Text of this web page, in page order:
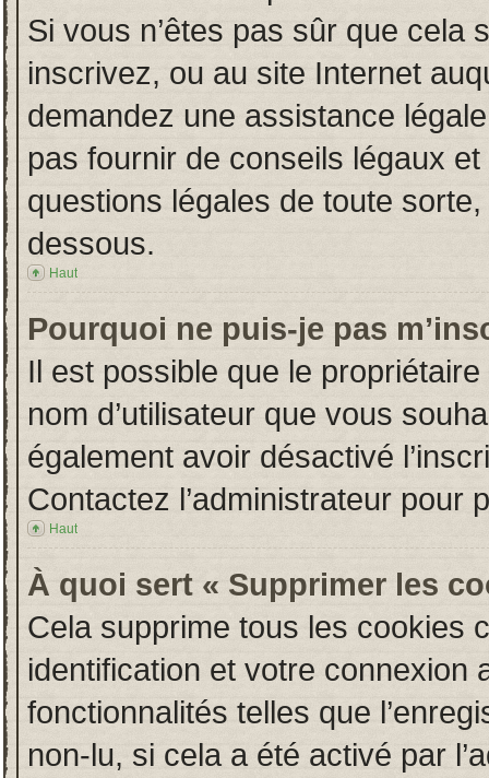
Si vous n’êtes pas sûr que cela
inscrivez, ou au site Internet
demandez une assistance
pas fournir de conseils légaux
questions légales de toute
dessous.
Haut
Pourquoi ne puis-je pas
Il est possible que le
nom d’utilisateur que vous
également avoir désactivé
Contactez l’administrateur pour
Haut
À quoi sert « Supprimer les
Cela supprime tous les cookies
identification et votre connexion
fonctionnalités telles que
non-lu, si cela a été activé par